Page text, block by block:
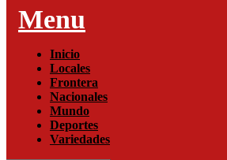
Menu
Inicio
Locales
Frontera
Nacionales
Mundo
Deportes
Variedades